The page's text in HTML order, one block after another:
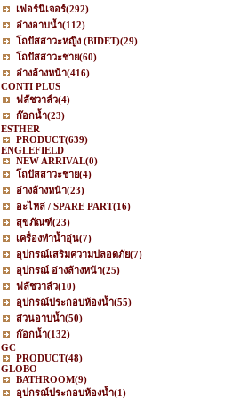
เฟอร์นิเจอร์(292)
อ่างอาบน้ำ(112)
โถปัสสาวะหญิง (BIDET)(29)
โถปัสสาวะชาย(60)
อ่างล้างหน้า(416)
CONTI PLUS
ฟลัชวาล์ว(4)
ก๊อกน้ำ(23)
ESTHER
PRODUCT(639)
ENGLEFIELD
NEW ARRIVAL(0)
โถปัสสาวะชาย(4)
อ่างล้างหน้า(23)
อะไหล่ / SPARE PART(16)
สุขภัณฑ์(23)
เครื่องทำน้ำอุ่น(7)
อุปกรณ์เสริมความปลอดภัย(7)
อุปกรณ์ อ่างล้างหน้า(25)
ฟลัชวาล์ว(10)
อุปกรณ์ประกอบห้องน้ำ(55)
ส่วนอาบน้ำ(50)
ก๊อกน้ำ(132)
GC
PRODUCT(48)
GLOBO
BATHROOM(9)
อุปกรณ์ประกอบห้องน้ำ(1)